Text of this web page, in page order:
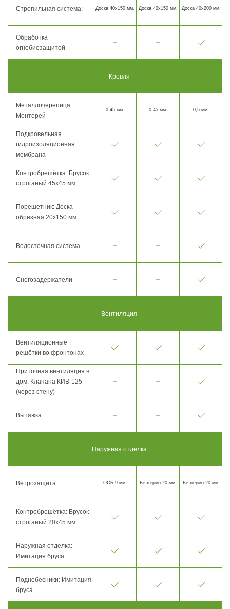
Стропильная система: Доска 40х150 мм. Доска 40х150 мм. Доска 40х200 мм.
Обработка
огнебиозащитой
Кровля
Металлочерепица
Монтерей
0,45 мм. 0,45 мм. 0,5 мм.
Подкровельная
гидроизоляционная
мембрана
Контробрешётка: Брусок
строганый 45х45 мм.
Порешетник: Доска
обрезная 20х150 мм.
Водосточная система
Снегозадержатели
Вентиляция
Вентиляционные
решётки во фронтонах
Приточная вентиляция в
дом: Клапана КИВ-125
(через стену)
Вытяжка
Наружная отделка
Ветрозащита: ОСБ 9 мм. Белтермо 20 мм. Белтермо 20 мм.
Контробрешётка: Брусок
строганый 20х45 мм.
Наружная отделка:
Имитация бруса
Поднебесники: Имитация
бруса